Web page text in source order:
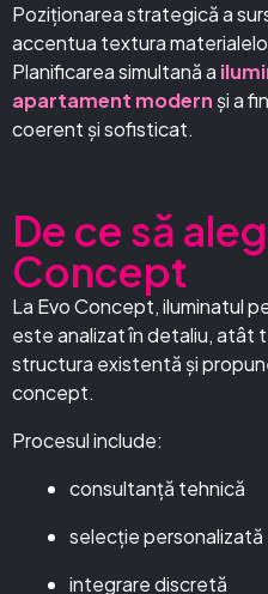
Poziționarea strategică a
accentua textura
Planificarea simultană a
apartament modern și a
coerent și sofisticat.
De ce să
Concept
La Evo Concept, iluminatul
este analizat în detaliu, atât
structura existentă și
concept.
Procesul include:
consultanță tehnică
selecție personalizată
integrare discretă